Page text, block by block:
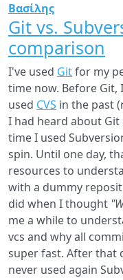
Βασίλης
Git vs.
comparison
I've used Gitfor my
time now. Before Git,
used CVS in the past
I had heard about
time I used
spin. Until one day,
resources to
with a dummy
did when I thought
me a while to
vcs and why all
super fast. After that
never used again